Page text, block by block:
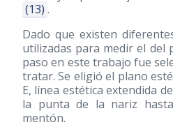
(13) .
Dado que existen
utilizadas para medir el del
paso en este trabajo fue
tratar. Se eligió el plano
E, línea estética extendida
la punta de la nariz
mentón.